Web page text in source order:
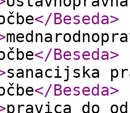
</Beseda>
</Beseda>
sanacijska
</Beseda>
pravica do